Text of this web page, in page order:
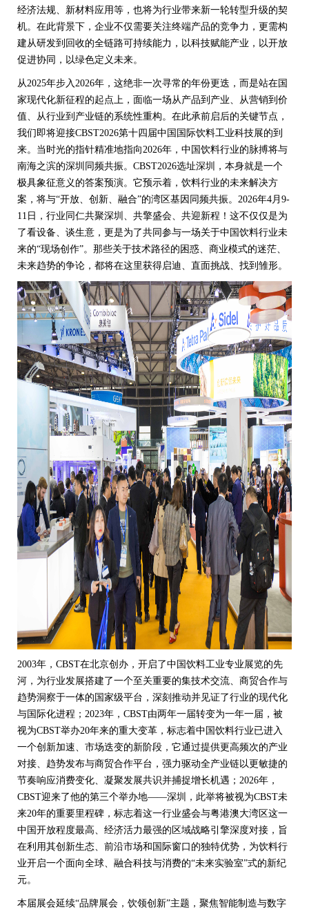
经济法规、新材料应用等，也将为行业带来新一轮转型升级的契
机。在此背景下，企业不仅需要关注终端产品的竞争力，更需构
建从研发到回收的全链路可持续能力，以科技赋能产业，以开放
促进协同，以绿色定义未来。
从2025年步入2026年，这绝非一次寻常的年份更迭，而是站在国
家现代化新征程的起点上，面临一场从产品到产业、从营销到价
值、从行业到产业链的系统性重构。在此承前启后的关键节点，
我们即将迎接CBST2026第十四届中国国际饮料工业科技展的到
来。当时光的指针精准地指向2026年，中国饮料行业的脉搏将与
南海之滨的深圳同频共振。CBST2026选址深圳，本身就是一个
极具象征意义的答案预演。它预示着，饮料行业的未来解决方
案，将与“开放、创新、融合”的湾区基因同频共振。2026年4月9-
11日，行业同仁共聚深圳、共擎盛会、共迎新程！这不仅仅是为
了看设备、谈生意，更是为了共同参与一场关于中国饮料行业未
来的“现场创作”。那些关于技术路径的困惑、商业模式的迷茫、
未来趋势的争论，都将在这里获得启迪、直面挑战、找到雏形。
2003年，CBST在北京创办，开启了中国饮料工业专业展览的先
河，为行业发展搭建了一个至关重要的集技术交流、商贸合作与
趋势洞察于一体的国家级平台，深刻推动并见证了行业的现代化
与国际化进程；2023年，CBST由两年一届转变为一年一届，被
视为CBST举办20年来的重大变革，标志着中国饮料行业已进入
一个创新加速、市场迭变的新阶段，它通过提供更高频次的产业
对接、趋势发布与商贸合作平台，强力驱动全产业链以更敏捷的
节奏响应消费变化、凝聚发展共识并捕捉增长机遇；2026年，
CBST迎来了他的第三个举办地——深圳，此举将被视为CBST未
来20年的重要里程碑，标志着这一行业盛会与粤港澳大湾区这一
中国开放程度最高、经济活力最强的区域战略引擎深度对接，旨
在利用其创新生态、前沿市场和国际窗口的独特优势，为饮料行
业开启一个面向全球、融合科技与消费的“未来实验室”式的新纪
元。
本届展会延续“品牌展会，饮领创新”主题，聚焦智能制造与数字